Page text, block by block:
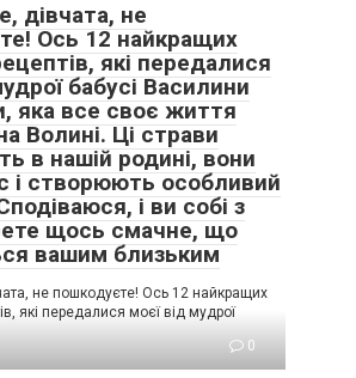
дівчата, не
Ось 12 найкращих
які передалися
бабусі Василини
яка все своє життя
Волині. Ці страви
в нашій родині, вони
і створюють особливий
і ви собі з
щось смачне, що
вашим близьким
не пошкодуєте! Ось 12 найкращих
які передалися моєї від мудрої
0